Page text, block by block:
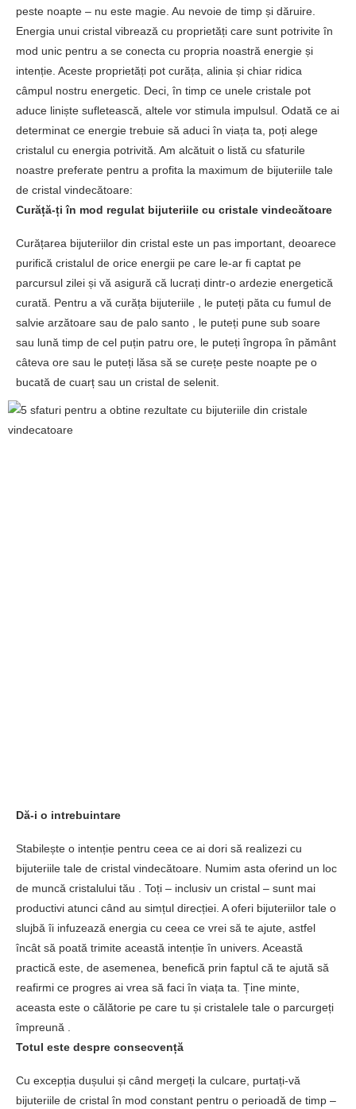
peste noapte – nu este magie. Au nevoie de timp și dăruire.
Energia unui cristal vibrează cu proprietăți care sunt potrivite în
mod unic pentru a se conecta cu propria noastră energie și
intenție. Aceste proprietăți pot curăța, alinia și chiar ridica
câmpul nostru energetic. Deci, în timp ce unele cristale pot
aduce liniște sufletească, altele vor stimula impulsul. Odată ce ai
determinat ce energie trebuie să aduci în viața ta, poți alege
cristalul cu energia potrivită. Am alcătuit o listă cu sfaturile
noastre preferate pentru a profita la maximum de bijuteriile tale
de cristal vindecătoare:
Curăță-ți în mod regulat bijuteriile cu cristale vindecătoare
Curățarea bijuteriilor din cristal este un pas important, deoarece
purifică cristalul de orice energii pe care le-ar fi captat pe
parcursul zilei și vă asigură că lucrați dintr-o ardezie energetică
curată. Pentru a vă curăța bijuteriile , le puteți păta cu fumul de
salvie arzătoare sau de palo santo , le puteți pune sub soare
sau lună timp de cel puțin patru ore, le puteți îngropa în pământ
câteva ore sau le puteți lăsa să se curețe peste noapte pe o
bucată de cuarț sau un cristal de selenit.
Dă-i o intrebuintare
Stabilește o intenție pentru ceea ce ai dori să realizezi cu
bijuteriile tale de cristal vindecătoare. Numim asta oferind un loc
de muncă cristalului tău . Toți – inclusiv un cristal – sunt mai
productivi atunci când au simțul direcției. A oferi bijuteriilor tale o
slujbă îi infuzează energia cu ceea ce vrei să te ajute, astfel
încât să poată trimite această intenție în univers. Această
practică este, de asemenea, benefică prin faptul că te ajută să
reafirmi ce progres ai vrea să faci în viața ta. Ține minte,
aceasta este o călătorie pe care tu și cristalele tale o parcurgeți
împreună .
Totul este despre consecvență
Cu excepția dușului și când mergeți la culcare, purtați-vă
bijuteriile de cristal în mod constant pentru o perioadă de timp –